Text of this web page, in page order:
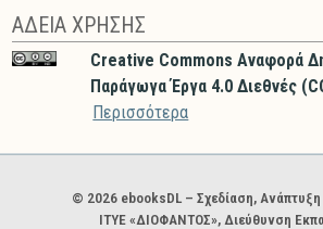
ΑΔΕΙΑ ΧΡΗΣΗΣ
Creative Commons Αναφορά
Παράγωγα Έργα 4.0 Διεθνές
Περισσότερα
Χορηγοί και φορείς
© 2026 ebooksDL – Σχεδίαση, Ανάπτυξη
ΙΤΥΕ «ΔΙΟΦΑΝΤΟΣ», Διεύθυνση